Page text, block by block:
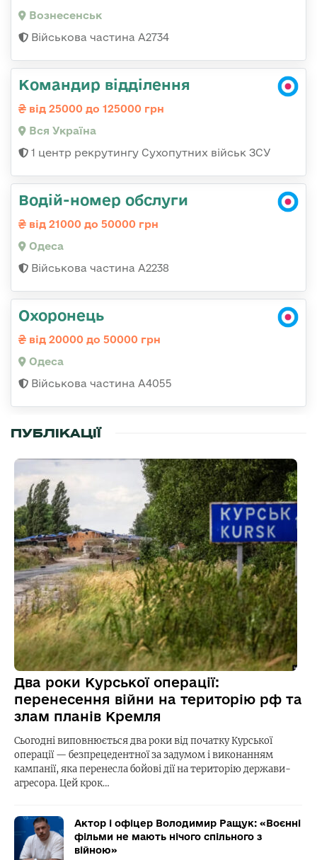
Вознесенськ
Військова частина А2734
Командир відділення
від 25000 до 125000 грн
Вся Україна
1 центр рекрутингу Сухопутних військ ЗСУ
Водій-номер обслуги
від 21000 до 50000 грн
Одеса
Військова частина А2238
Охоронець
від 20000 до 50000 грн
Одеса
Військова частина А4055
ПУБЛІКАЦІЇ
Два роки Курської операції:
перенесення війни на територію рф та
злам планів Кремля
Сьогодні виповнюється два роки від початку Курської
операції — безпрецедентної за задумом і виконанням
кампанії, яка перенесла бойові дії на територію держави-
агресора. Цей крок…
Актор і офіцер Володимир Ращук: «Воєнні
фільми не мають нічого спільного з
війною»